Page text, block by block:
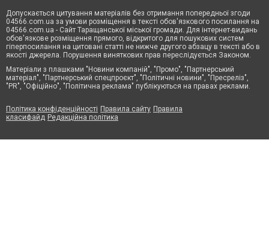
Допускається цитування матеріалів без отримання попередньої згоди
04566.com.ua за умови розміщення в тексті обов'язкового посилання на
04566.com.ua - Cайт Таращанської міської громади. Для інтернет-видань
обов'язкове розміщення прямого, відкритого для пошукових систем
гіперпосилання на цитовані статті не нижче другого абзацу в тексті або в
якості джерела. Порушення виняткових прав переслідується Законом.
Матеріали з плашками "Новини компаній", "Промо", "Партнерський
матеріал", "Партнерський спецпроєкт", "Політичні новини", "Пресреліз",
"PR", "Офіційно", "Політична реклама" публікуються на правах реклами.
Політика конфіденційності Правила сайту Правила
класифайд Редакційна політика